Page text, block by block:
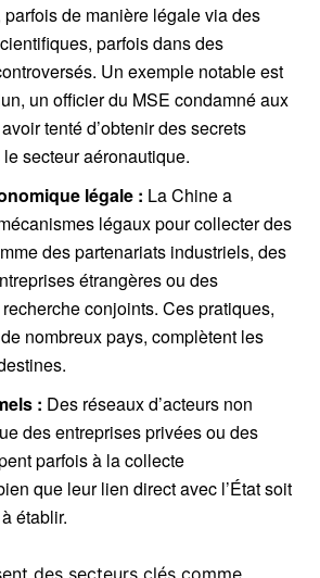
de manière légale via des
parfois dans des
Un exemple notable est
un officier du MSE condamné aux
tenté d’obtenir des secrets
secteur aéronautique.
légale : La Chine a
légaux pour collecter des
des partenariats industriels, des
étrangères ou des
conjoints. Ces pratiques,
nombreux pays, complètent les
: Des réseaux d’acteurs non
des entreprises privées ou des
parfois à la collecte
que leur lien direct avec l’État soit
établir.
des secteurs clés comme